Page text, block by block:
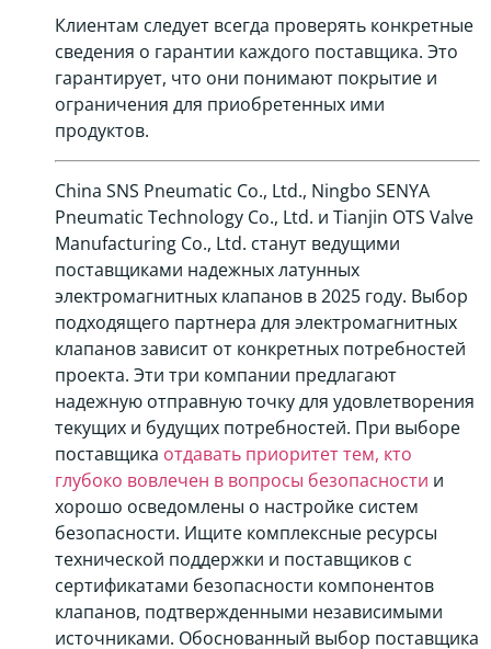
Клиентам следует всегда проверять конкретные
сведения о гарантии каждого поставщика. Это
гарантирует, что они понимают покрытие и
ограничения для приобретенных ими
продуктов.
China SNS Pneumatic Co., Ltd., Ningbo SENYA
Pneumatic Technology Co., Ltd. и Tianjin OTS Valve
Manufacturing Co., Ltd. станут ведущими
поставщиками надежных латунных
электромагнитных клапанов в 2025 году. Выбор
подходящего партнера для электромагнитных
клапанов зависит от конкретных потребностей
проекта. Эти три компании предлагают
надежную отправную точку для удовлетворения
текущих и будущих потребностей. При выборе
поставщика отдавать приоритет тем, кто
глубоко вовлечен в вопросы безопасности и
хорошо осведомлены о настройке систем
безопасности. Ищите комплексные ресурсы
технической поддержки и поставщиков с
сертификатами безопасности компонентов
клапанов, подтвержденными независимыми
источниками. Обоснованный выбор поставщика